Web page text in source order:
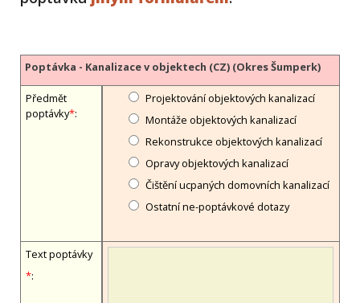
Poptávka - Kanalizace v objektech (CZ) (Okres Šumperk)
Předmět
poptávky*:
Projektování objektových kanalizací
Montáže objektových kanalizací
Rekonstrukce objektových kanalizací
Opravy objektových kanalizací
Čištění ucpaných domovních kanalizací
Ostatní ne-poptávkové dotazy
Text poptávky
*: